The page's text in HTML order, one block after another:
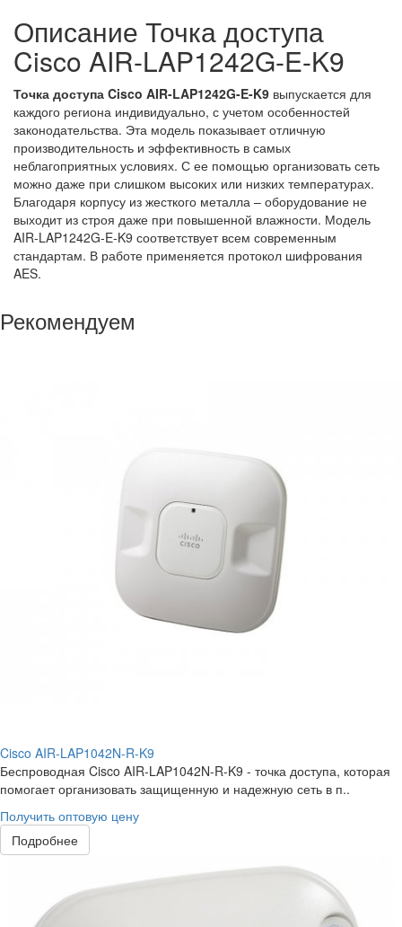
Описание Точка доступа
Cisco AIR-LAP1242G-E-K9
Точка доступа Cisco AIR-LAP1242G-E-K9 выпускается для
каждого региона индивидуально, с учетом особенностей
законодательства. Эта модель показывает отличную
производительность и эффективность в самых
неблагоприятных условиях. С ее помощью организовать сеть
можно даже при слишком высоких или низких температурах.
Благодаря корпусу из жесткого металла – оборудование не
выходит из строя даже при повышенной влажности. Модель
AIR-LAP1242G-E-K9 соответствует всем современным
стандартам. В работе применяется протокол шифрования
AES.
Рекомендуем
Cisco AIR-LAP1042N-R-K9
Беспроводная Cisco AIR-LAP1042N-R-K9 - точка доступа, которая
помогает организовать защищенную и надежную сеть в п..
Получить оптовую цену
Подробнее